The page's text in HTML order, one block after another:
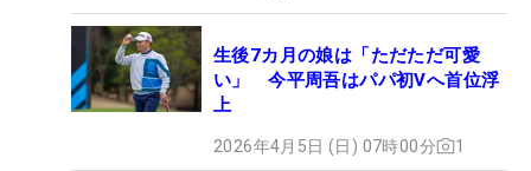
生後7カ月の娘は「ただただ可愛
い」 今平周吾はパパ初Vへ首位浮
上
2026年4月5日 (日) 07時00分 1